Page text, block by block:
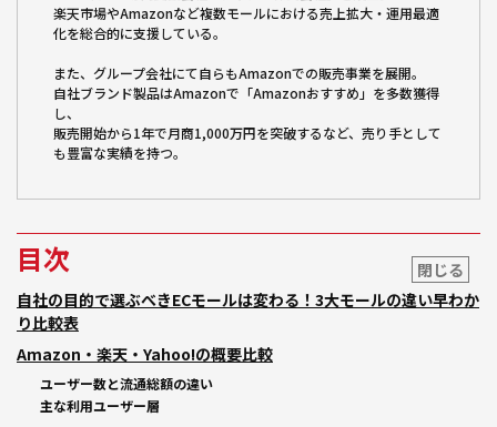
楽天市場やAmazonなど複数モールにおける売上拡大・運用最適
化を総合的に支援している。
また、グループ会社にて自らもAmazonでの販売事業を展開。
自社ブランド製品はAmazonで「Amazonおすすめ」を多数獲得
し、
販売開始から1年で月商1,000万円を突破するなど、売り手として
も豊富な実績を持つ。
目次
閉じる
自社の目的で選ぶべきECモールは変わる！3大モールの違い早わか
り比較表
Amazon・楽天・Yahoo!の概要比較
ユーザー数と流通総額の違い
主な利用ユーザー層